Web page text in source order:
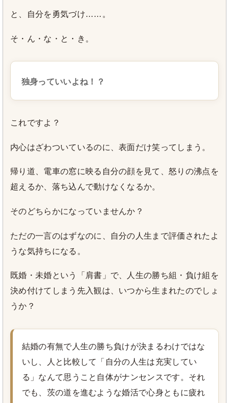
と、自分を勇気づけ……。
そ・ん・な・と・き。
独身っていいよね！？
これですよ？
内心はざわついているのに、表面だけ笑ってしまう。
帰り道、電車の窓に映る自分の顔を見て、怒りの沸点を
超えるか、落ち込んで動けなくなるか。
そのどちらかになっていませんか？
ただの一言のはずなのに、自分の人生まで評価されたよ
うな気持ちになる。
既婚・未婚という「肩書」で、人生の勝ち組・負け組を
決め付けてしまう先入観は、いつから生まれたのでしょ
うか？
結婚の有無で人生の勝ち負けが決まるわけではな
いし、人と比較して「自分の人生は充実してい
る」なんて思うこと自体がナンセンスです。それ
でも、茨の道を進むような婚活で心身ともに疲れ